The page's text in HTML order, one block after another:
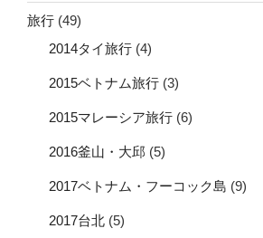
旅行 (49)
2014タイ旅行 (4)
2015ベトナム旅行 (3)
2015マレーシア旅行 (6)
2016釜山・大邱 (5)
2017ベトナム・フーコック島 (9)
2017台北 (5)